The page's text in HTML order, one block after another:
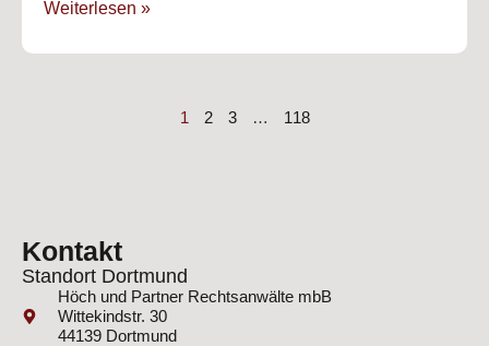
Weiterlesen »
1 2 3 … 118
Kontakt
Standort Dortmund
Höch und Partner Rechtsanwälte mbB
Wittekindstr. 30
44139 Dortmund